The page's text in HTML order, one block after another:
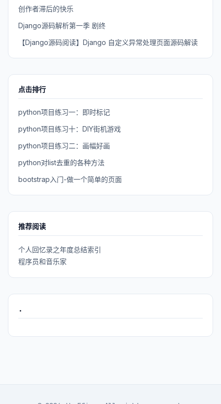
创作者滞后的快乐
Django源码解析第一季 剧终
【Django源码阅读】Django 自定义异常处理页面源码解读
点击排行
python项目练习一：即时标记
python项目练习十：DIY街机游戏
python项目练习二：画幅好画
python对list去重的各种方法
bootstrap入门-做一个简单的页面
推荐阅读
个人回忆录之年度总结索引
程序员和音乐家
.